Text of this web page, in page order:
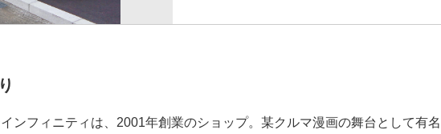
ンフィニティは、2001年創業のショップ。某クルマ漫画の舞台として有